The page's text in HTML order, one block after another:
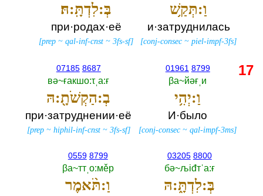
וַ:תְּקַ֥שׁ
и·затруднилась
[conj-consec ~piel-impf-3fs]
בְּ:לִדְתָּֽ:הּ׃
при·родах·её
[prep ~qal-inf-cnst ~3fs-sf]
01961 8799
βа~йәғˌи
וַ:יְהִ֥י
И·было
[conj-consec ~qal-impf-3ms]
07185 8687
вә~ғакшо:τˌа:ғ
בְ:הַקְשֹׁתָ֖:הּ
при·затруднении·её
[prep~ hiphil-inf-cnst~ 3fs-sf]
03205 8800
бә~љiđтˈа:ғ
בְּ:לִדְתָּ֑:הּ
0559 8799
βа~ттˌо:мěр
וַ:תֹּ֨אמֶר
17